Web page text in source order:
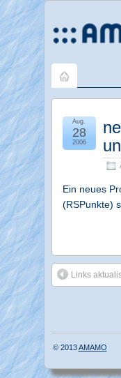
Aug.
28
2006
Ein neues
(RSPunkte)
Links
© 2013AMAMO